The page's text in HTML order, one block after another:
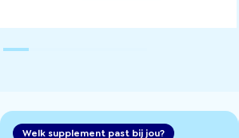
Welk supplement past bij jou?